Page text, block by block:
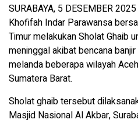
SURABAYA, 5 DESEMBER
Khofifah Indar Parawansa
Timur melakukan Sholat Ghaib
meninggal akibat bencana
melanda beberapa wilayah
Sumatera Barat.
Sholat ghaib tersebut
Masjid Nasional Al Akbar,